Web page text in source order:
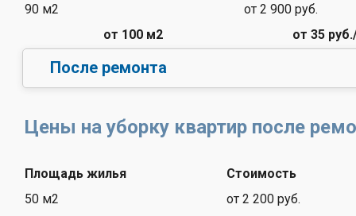
90 м2
от 2 900 руб.
от 100 м2
от 35
После ремонта
Цены на уборку квартир после
Площадь жилья
Стоимость
50 м2
от 2 200 руб.